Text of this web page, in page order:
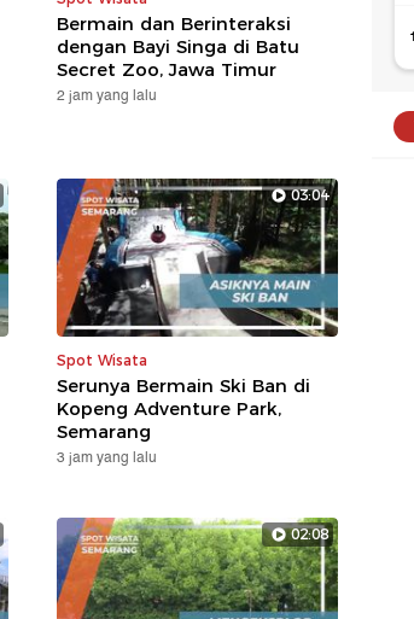
Bermain dan Berinteraksi
dengan Bayi Singa di Batu
Secret Zoo, Jawa Timur
2 jam yang lalu
03:04
Spot Wisata
Serunya Bermain Ski Ban di
Kopeng Adventure Park,
Semarang
3 jam yang lalu
02:08